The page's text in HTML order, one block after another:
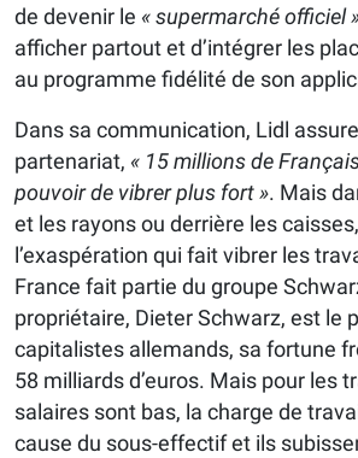
de devenir le « supermarché officiel
afficher partout et d’intégrer les
au programme fidélité de son
Dans sa communication, Lidl
partenariat, « 15 millions de
pouvoir de vibrer plus fort ». Mais
et les rayons ou derrière les
l’exaspération qui fait vibrer les
France fait partie du groupe
propriétaire, Dieter Schwarz, est le
capitalistes allemands, sa fortune
58 milliards d’euros. Mais pour les
salaires sont bas, la charge de
cause du sous-effectif et ils